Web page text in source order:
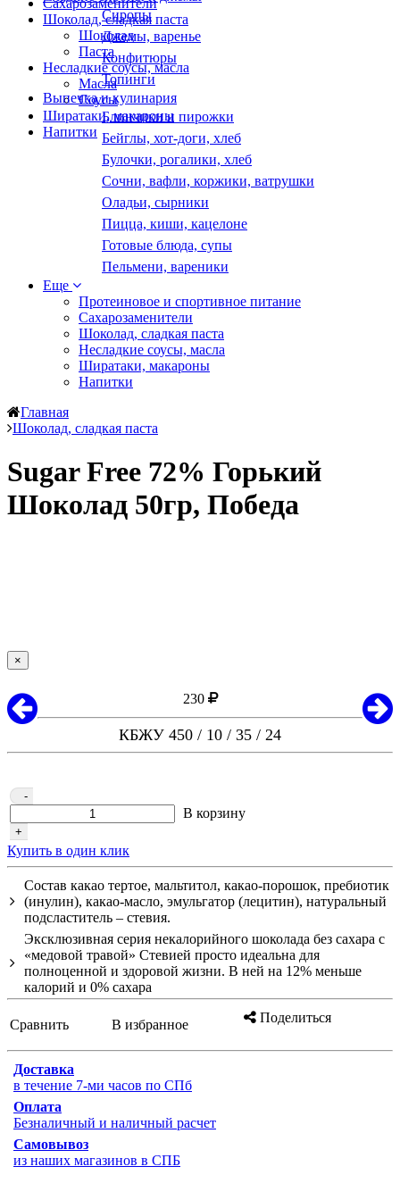
Сахарозаменители
Шоколад, сладкая паста
Шоколад
Паста
Несладкие соусы, масла
Масла
Соусы
Ширатаки, макароны
Напитки
Сиропы
Джемы, варенье
Конфитюры
Топинги
Выпечка и кулинария
Блинчики и пирожки
Бейглы, хот-доги, хлеб
Булочки, рогалики, хлеб
Сочни, вафли, коржики, ватрушки
Оладьи, сырники
Пицца, киши, кацелоне
Готовые блюда, супы
Пельмени, вареники
Еще
Протеиновое и спортивное питание
Сахарозаменители
Шоколад, сладкая паста
Несладкие соусы, масла
Ширатаки, макароны
Напитки
Главная
Шоколад, сладкая паста
Sugar Free 72% Горький
Шоколад 50гр, Победа
×
230
КБЖУ 450 / 10 / 35 / 24
-
+
В корзину
Купить в один клик
Состав какао тертое, мальтитол, какао-порошок, пребиотик
(инулин), какао-масло, эмульгатор (лецитин), натуральный
подсластитель – стевия.
Эксклюзивная серия некалорийного шоколада без сахара с
«медовой травой» Стевией просто идеальна для
полноценной и здоровой жизни. В ней на 12% меньше
калорий и 0% сахара
Сравнить В избранное Поделиться
Доставка
в течение 7-ми часов по СПб
Оплата
Безналичный и наличный расчет
Самовывоз
из наших магазинов в СПБ